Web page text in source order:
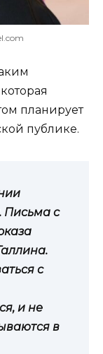
планирует
публике.
Письма с
с
и не
в